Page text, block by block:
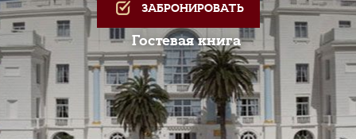
ЗАБРОНИРОВАТЬ
Гостевая книга